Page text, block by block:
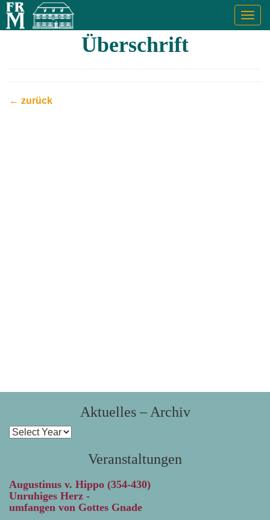
Überschrift
← zurück
Aktuelles – Archiv
Veranstaltungen
Augustinus v. Hippo (354-430)
Unruhiges Herz -
umfangen von Gottes Gnade